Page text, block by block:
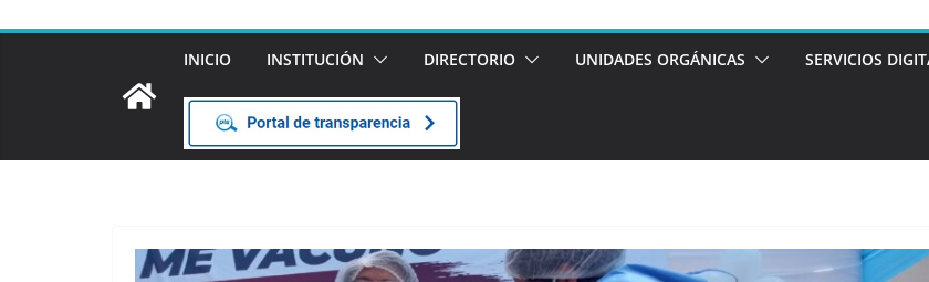
INICIO INSTITUCIÓN DIRECTORIO UNIDADES ORGÁNICAS SERVICIOS